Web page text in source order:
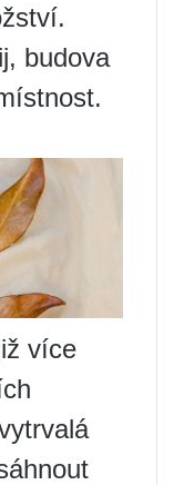
budova
více